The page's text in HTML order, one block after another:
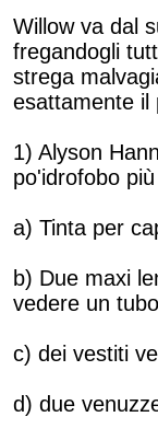
Willow va dal
fregandogli
strega
esattamente il
1) Alyson
po'idrofobo più
a) Tinta per
b) Due maxi
vedere un tubo
c) dei vestiti
d) due